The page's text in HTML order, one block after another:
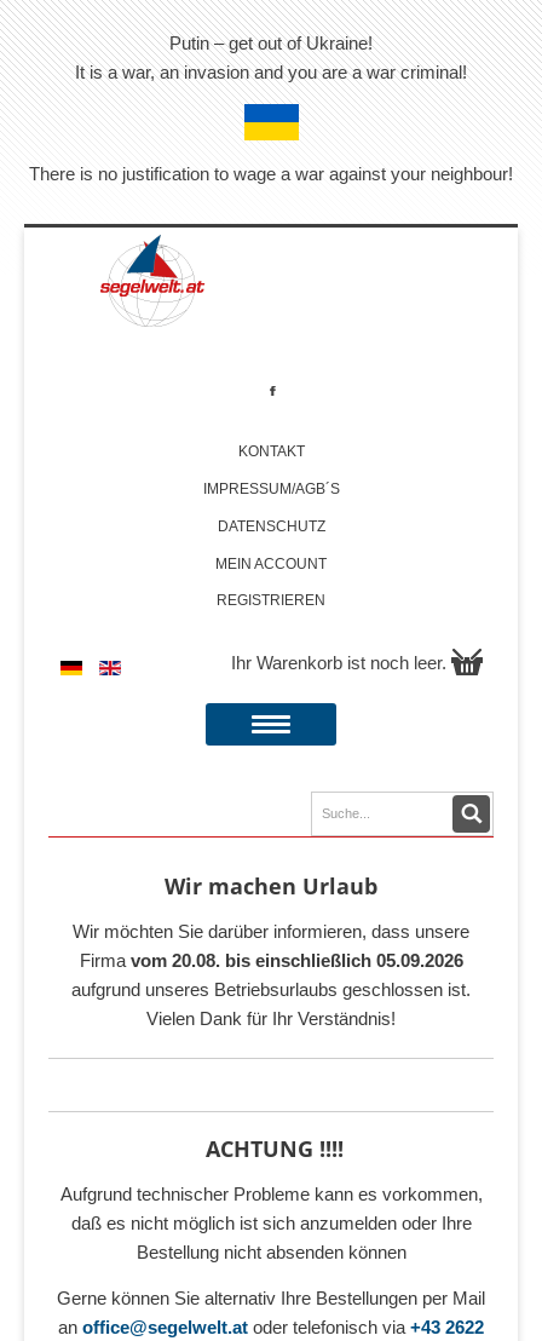
Putin – get out of Ukraine!
It is a war, an invasion and you are a war criminal!
There is no justification to wage a war against your neighbour!
KONTAKT
IMPRESSUM/AGB´S
DATENSCHUTZ
MEIN ACCOUNT
REGISTRIEREN
Ihr Warenkorb ist noch leer.
Wir machen Urlaub
Wir möchten Sie darüber informieren, dass unsere
Firma vom 20.08. bis einschließlich 05.09.2026
aufgrund unseres Betriebsurlaubs geschlossen ist.
Vielen Dank für Ihr Verständnis!
ACHTUNG !!!!
Aufgrund technischer Probleme kann es vorkommen,
daß es nicht möglich ist sich anzumelden oder Ihre
Bestellung nicht absenden können
Gerne können Sie alternativ Ihre Bestellungen per Mail
an office@segelwelt.at oder telefonisch via +43 2622